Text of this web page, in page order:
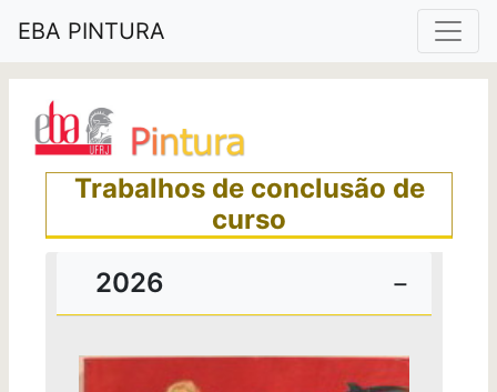
EBA PINTURA
Trabalhos de conclusão de
curso
2026